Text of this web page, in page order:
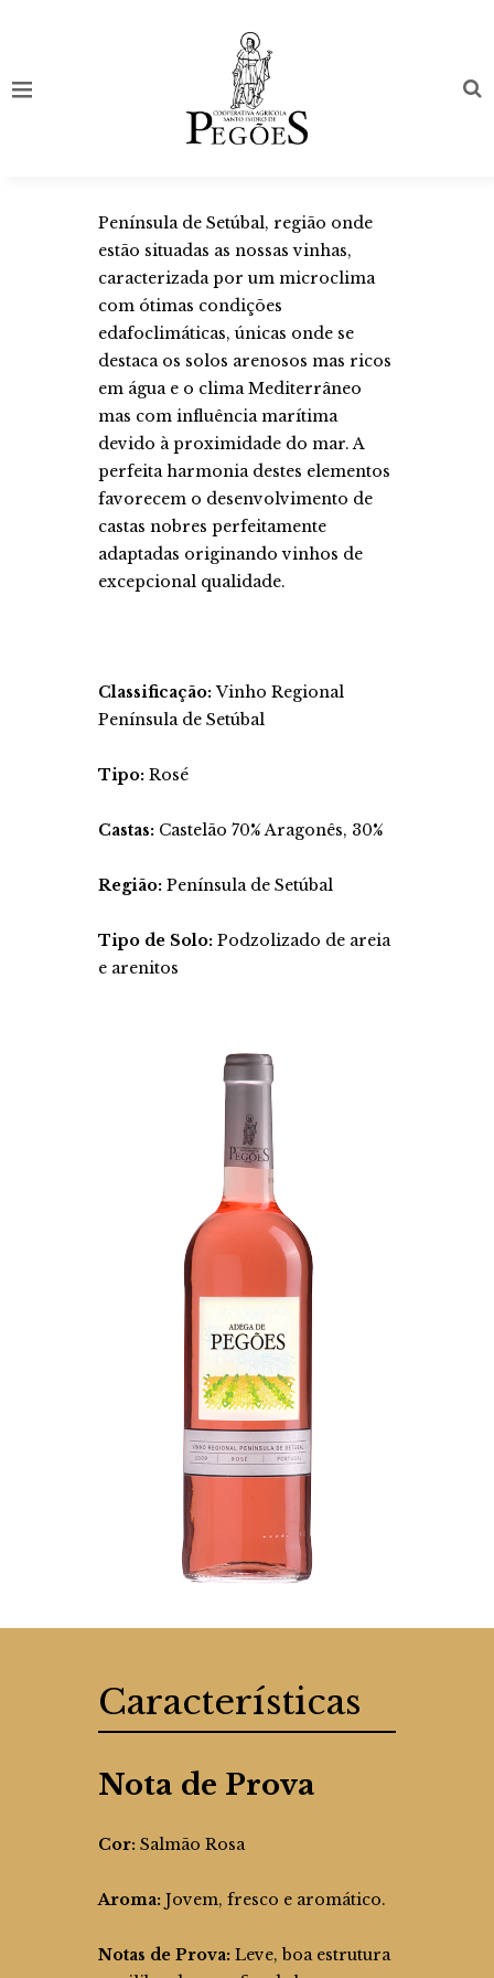
Península de Setúbal, região onde
estão situadas as nossas vinhas,
caracterizada por um microclima
com ótimas condições
edafoclimáticas, únicas onde se
destaca os solos arenosos mas ricos
em água e o clima Mediterrâneo
mas com influência marítima
devido à proximidade do mar. A
perfeita harmonia destes elementos
favorecem o desenvolvimento de
castas nobres perfeitamente
adaptadas originando vinhos de
excepcional qualidade.
Classificação:Vinho Regional
Península de Setúbal
Tipo: Rosé
Castas: Castelão 70% Aragonês, 30%
Região: Península de Setúbal
Tipo de Solo: Podzolizado de areia
e arenitos
Características
Nota de Prova
Cor: Salmão Rosa
Aroma: Jovem, fresco e aromático.
Notas de Prova: Leve, boa estrutura